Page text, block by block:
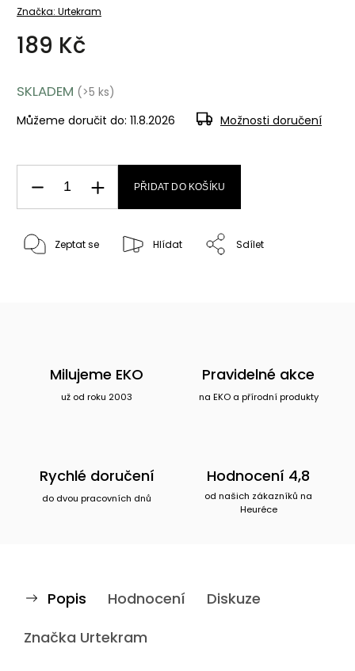
Značka: Urtekram
189 Kč
SKLADEM (>5 ks)
Můžeme doručit do: 11.8.2026 Možnosti doručení
PŘIDAT DO KOŠÍKU
Zeptat se Hlídat Sdílet
Milujeme EKO
už od roku 2003
Pravidelné akce
na EKO a přírodní produkty
Rychlé doručení
do dvou pracovních dnů
Hodnocení 4,8
od našich zákazníků na
Heuréce
Popis Hodnocení
Diskuze
Značka Urtekram